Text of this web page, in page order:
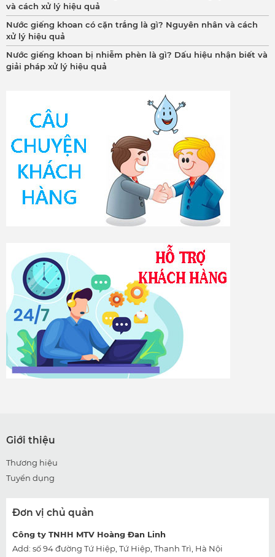
và cách xử lý hiệu quả
Nước giếng khoan có cặn trắng là gì? Nguyên nhân và cách
xử lý hiệu quả
Nước giếng khoan bị nhiễm phèn là gì? Dấu hiệu nhận biết và
giải pháp xử lý hiệu quả
Giới thiệu
Thương hiệu
Tuyển dụng
Đơn vị chủ quản
Công ty TNHH MTV Hoàng Đan Linh
Add: số 94 đường Tứ Hiệp, Tứ Hiệp, Thanh Trì, Hà Nội